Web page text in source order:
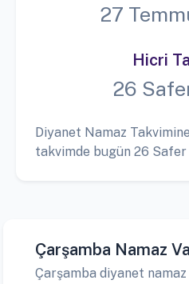
27
Hicri
26
Diyanet Namaz
takvimde bugün 26 Safer
Çarşamba Namaz
Çarşamba diyanet